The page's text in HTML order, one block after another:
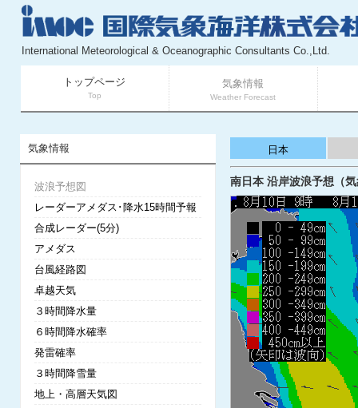
International Meteorological & Oceanographic Consultants Co.,Ltd.
トップページ
Top
気象情報
Weather Forecast
日本
南日本 沿岸波浪予想（
気象情報
波浪予想図
レーダーアメダス･降水15時間予報
合成レーダー(5分)
アメダス
台風経路図
卓越天気
３時間降水量
６時間降水確率
発雷確率
３時間降雪量
地上・高層天気図